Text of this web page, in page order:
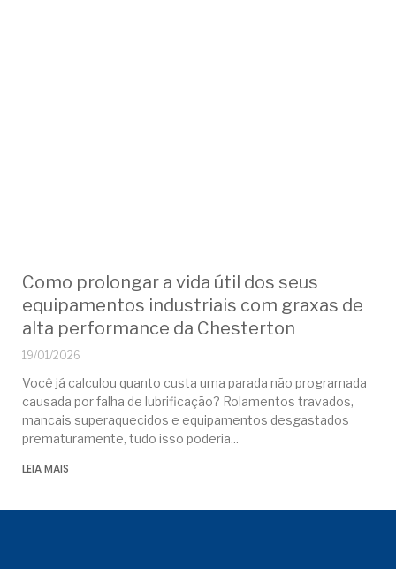
Como prolongar a vida útil dos seus
equipamentos industriais com graxas de
alta performance da Chesterton
19/01/2026
Você já calculou quanto custa uma parada não programada
causada por falha de lubrificação? Rolamentos travados,
mancais superaquecidos e equipamentos desgastados
prematuramente, tudo isso poderia
LEIA MAIS